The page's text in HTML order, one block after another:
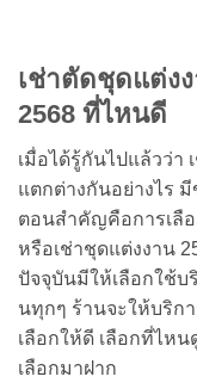
เช่าตัดชุดแต่ง
2568 ที่ไหนดี
เมื่อได้รู้กันไปแล้วว่า
แตกต่างกันอย่างไร
ตอนสำคัญคือการเลื
หรือเช่าชุดแต่งงาน
ปัจจุบันมีให้เลือกใช้บ
นทุกๆ ร้านจะให้บริก
เลือกให้ดี เลือกที่ไห
เลือกมาฝาก